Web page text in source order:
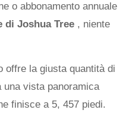
o abbonamento annuale
di Joshua Tree , niente
offre la giusta quantità di
una vista panoramica
finisce a 5, 457 piedi.